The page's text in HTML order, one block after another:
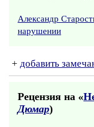
Александр
нарушении
+ добавить
Рецензия на «
Дюмар)